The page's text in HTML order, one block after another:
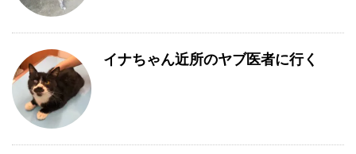
イナちゃん近所のヤブ医者に行く